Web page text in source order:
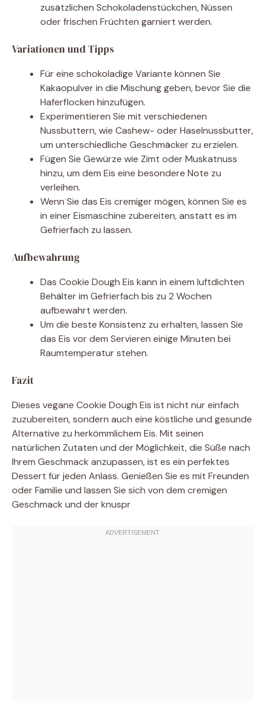
zusätzlichen Schokoladenstückchen, Nüssen
oder frischen Früchten garniert werden.
Variationen und Tipps
Für eine schokoladige Variante können Sie
Kakaopulver in die Mischung geben, bevor Sie die
Haferflocken hinzufügen.
Experimentieren Sie mit verschiedenen
Nussbuttern, wie Cashew- oder Haselnussbutter,
um unterschiedliche Geschmäcker zu erzielen.
Fügen Sie Gewürze wie Zimt oder Muskatnuss
hinzu, um dem Eis eine besondere Note zu
verleihen.
Wenn Sie das Eis cremiger mögen, können Sie es
in einer Eismaschine zubereiten, anstatt es im
Gefrierfach zu lassen.
Aufbewahrung
Das Cookie Dough Eis kann in einem luftdichten
Behälter im Gefrierfach bis zu 2 Wochen
aufbewahrt werden.
Um die beste Konsistenz zu erhalten, lassen Sie
das Eis vor dem Servieren einige Minuten bei
Raumtemperatur stehen.
Fazit
Dieses vegane Cookie Dough Eis ist nicht nur einfach
zuzubereiten, sondern auch eine köstliche und gesunde
Alternative zu herkömmlichem Eis. Mit seinen
natürlichen Zutaten und der Möglichkeit, die Süße nach
Ihrem Geschmack anzupassen, ist es ein perfektes
Dessert für jeden Anlass. Genießen Sie es mit Freunden
oder Familie und lassen Sie sich von dem cremigen
Geschmack und der knuspr